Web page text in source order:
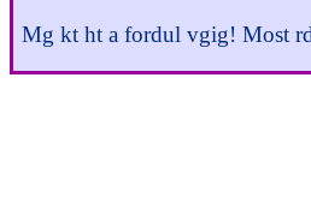
Mg kt ht a fordul vgig! Most